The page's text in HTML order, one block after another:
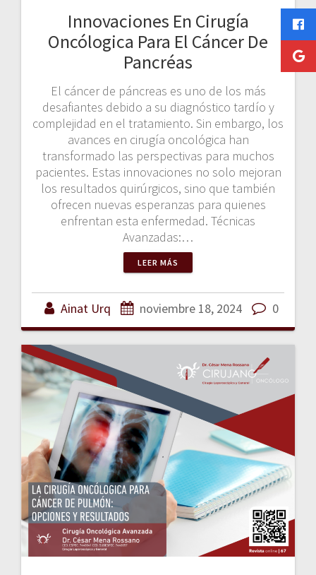
Innovaciones En Cirugía
Oncólogica Para El Cáncer De
Pancréas
El cáncer de páncreas es uno de los más
desafiantes debido a su diagnóstico tardío y
complejidad en el tratamiento. Sin embargo, los
avances en cirugía oncológica han
transformado las perspectivas para muchos
pacientes. Estas innovaciones no solo mejoran
los resultados quirúrgicos, sino que también
ofrecen nuevas esperanzas para quienes
enfrentan esta enfermedad. Técnicas
Avanzadas:…
LEER MÁS
Ainat Urq noviembre 18, 2024 0